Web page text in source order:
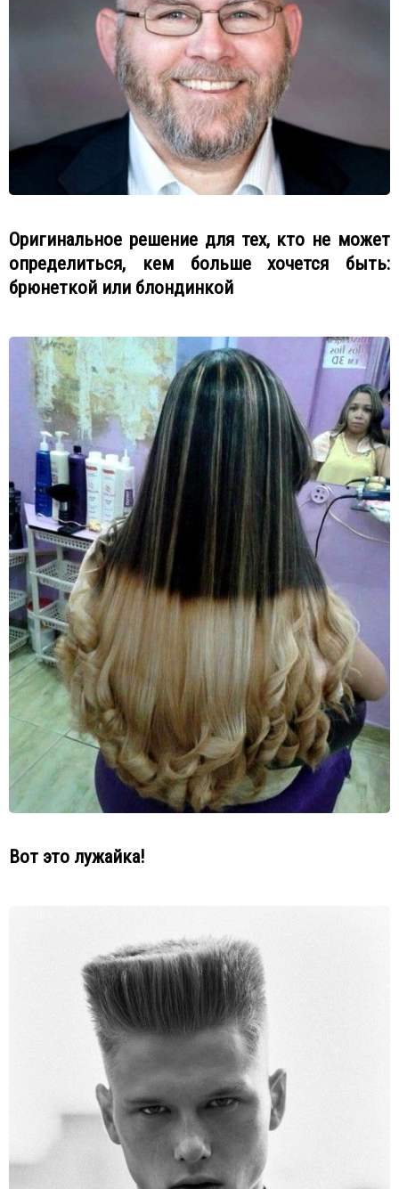
Оригинальное решение для тех, кто не может
определиться, кем больше хочется быть:
брюнеткой или блондинкой
Вот это лужайка!